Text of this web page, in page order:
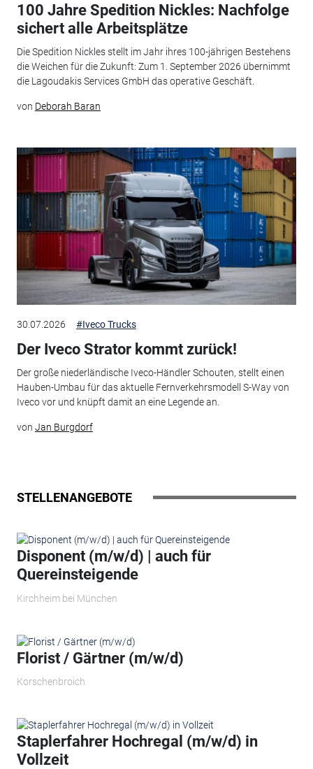
100 Jahre Spedition Nickles: Nachfolge
sichert alle Arbeitsplätze
Die Spedition Nickles stellt im Jahr ihres 100-jährigen Bestehens
die Weichen für die Zukunft: Zum 1. September 2026 übernimmt
die Lagoudakis Services GmbH das operative Geschäft.
von Deborah Baran
30.07.2026 #Iveco Trucks
Der Iveco Strator kommt zurück!
Der große niederländische Iveco-Händler Schouten, stellt einen
Hauben-Umbau für das aktuelle Fernverkehrsmodell S-Way von
Iveco vor und knüpft damit an eine Legende an.
von Jan Burgdorf
STELLENANGEBOTE
Disponent (m/w/d) | auch für
Quereinsteigende
Kirchheim bei München
Florist / Gärtner (m/w/d)
Korschenbroich
Staplerfahrer Hochregal (m/w/d) in
Vollzeit